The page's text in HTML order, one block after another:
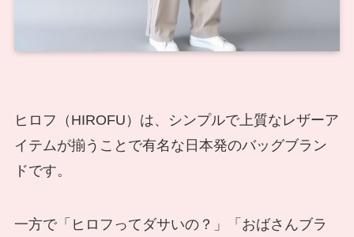
ヒロフ（HIROFU）は、シンプルで上質なレザーア
イテムが揃うことで有名な日本発のバッグブラン
ドです。
一方で「ヒロフってダサいの？」「おばさんブラ